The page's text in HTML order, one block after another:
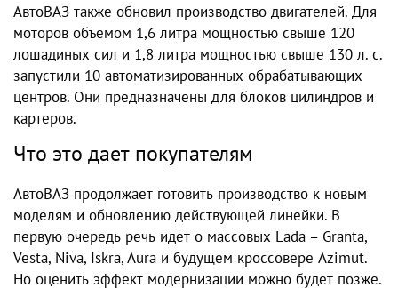
АвтоВАЗ также обновил производство двигателей. Для
моторов объемом 1,6 литра мощностью свыше 120
лошадиных сил и 1,8 литра мощностью свыше 130 л. с.
запустили 10 автоматизированных обрабатывающих
центров. Они предназначены для блоков цилиндров и
картеров.
Что это дает покупателям
АвтоВАЗ продолжает готовить производство к новым
моделям и обновлению действующей линейки. В
первую очередь речь идет о массовых Lada – Granta,
Vesta, Niva, Iskra, Aura и будущем кроссовере Azimut.
Но оценить эффект модернизации можно будет позже.